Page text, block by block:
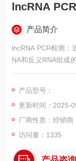
lncRNA
产品简介
lncRNA PCR检测：
NA和反义RNA组成
NA发生特异性的降
称为RNA干扰（RNAi
产品型号：
更新时间：2025-
厂商性质：经销商
访问量：1335